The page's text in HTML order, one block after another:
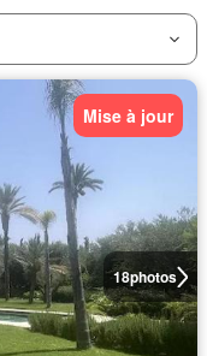
18photos
Mise à jour